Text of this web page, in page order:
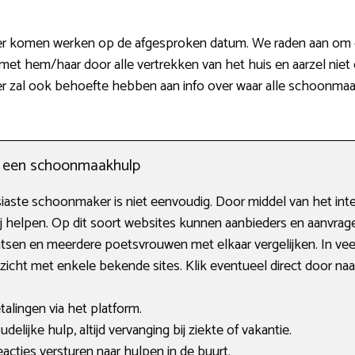
komen werken op de afgesproken datum. We raden aan
hem/haar door alle vertrekken van het huis en aarzel
zal ook behoefte hebben aan info over waar alle
schoonmaakhulp
schoonmaker is niet eenvoudig. Door middel van het
Op dit soort websites kunnen aanbieders en
en meerdere poetsvrouwen met elkaar vergelijken. In
met enkele bekende sites. Klik eventueel direct door
via het platform.
hulp, altijd vervanging bij ziekte of vakantie.